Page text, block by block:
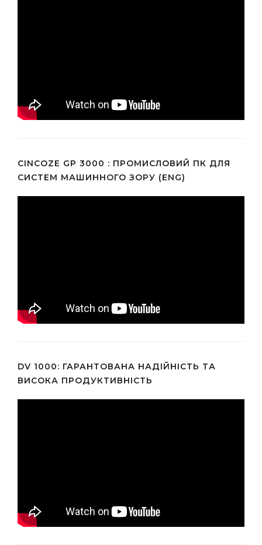
CINCOZE GP 3000 : ПРОМИСЛОВИЙ ПК ДЛЯ
СИСТЕМ МАШИННОГО ЗОРУ (ENG)
DV 1000: ГАРАНТОВАНА НАДІЙНІСТЬ ТА
ВИСОКА ПРОДУКТИВНІСТЬ